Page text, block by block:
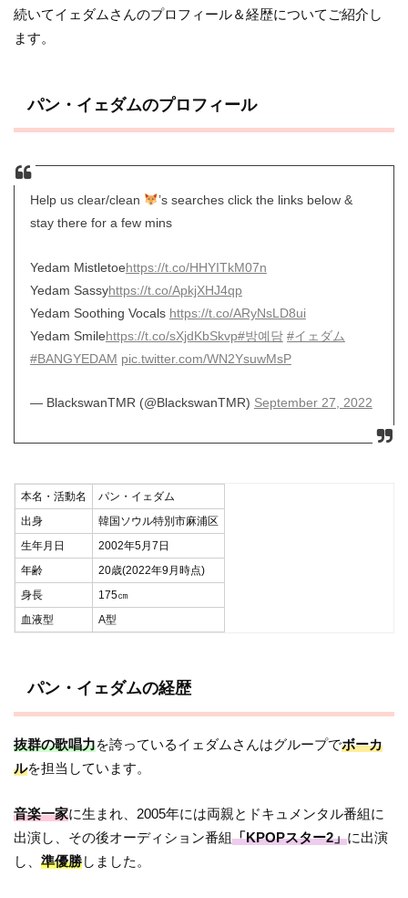
続いてイェダムさんのプロフィール＆経歴についてご紹介し
ます。
パン・イェダムのプロフィール
Help us clear/clean
’s searches click the links below &
stay there for a few mins
Yedam Mistletoehttps://t.co/HHYITkM07n
Yedam Sassyhttps://t.co/ApkjXHJ4qp
Yedam Soothing Vocals https://t.co/ARyNsLD8ui
Yedam Smilehttps://t.co/sXjdKbSkvp#방예담 #イェダム
#BANGYEDAM pic.twitter.com/WN2YsuwMsP
— BlackswanTMR (@BlackswanTMR) September 27, 2022
本名・活動名
パン・イェダム
出身
韓国ソウル特別市麻浦区
生年月日
2002年5月7日
年齢
20歳(2022年9月時点)
身長
175㎝
血液型
A型
パン・イェダムの経歴
抜群の歌唱力を誇っているイェダムさんはグループでボーカ
ルを担当しています。
音楽一家に生まれ、2005年には両親とドキュメンタル番組に
出演し、その後オーディション番組「KPOPスター2」に出演
し、準優勝しました。